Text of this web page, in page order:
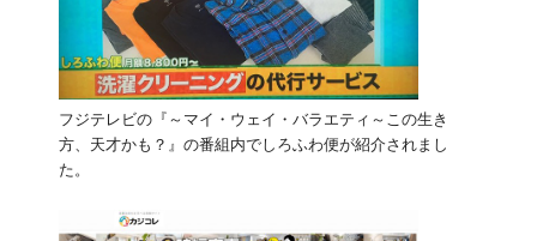
フジテレビの『～マイ・ウェイ・バラエティ～この生き
方、天才かも？』の番組内でしろふわ便が紹介されまし
た。